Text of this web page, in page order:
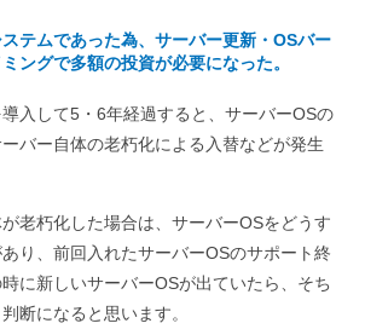
テムであった為、サーバー更新・OSバー
ングで多額の投資が必要になった。
入して5・6年経過すると、サーバーOSの
バー自体の老朽化による入替などが発生
老朽化した場合は、サーバーOSをどうす
り、前回入れたサーバーOSのサポート終
に新しいサーバーOSが出ていたら、そち
断になると思います。